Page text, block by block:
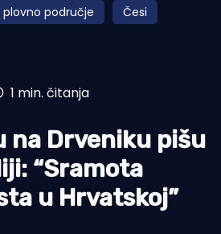
plovno područje Česi
1 min. čitanja
na Drveniku pišu
“Sramota
u Hrvatskoj”